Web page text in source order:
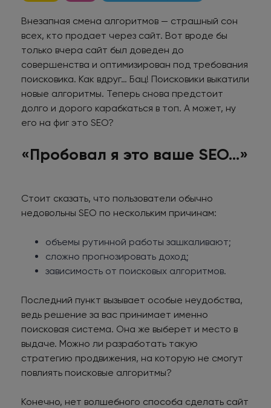
Внезапная смена алгоритмов — страшный сон
всех, кто продает через сайт. Вот вроде бы
только вчера сайт был доведен до
совершенства и оптимизирован под требования
поисковика. Как вдруг… Бац! Поисковики выкатили
новые алгоритмы. Теперь снова предстоит
долго и дорого карабкаться в топ. А может, ну
его на фиг это SEO?
«Пробовал я это ваше SEO…»
Стоит сказать, что пользователи обычно
недовольны SEO по нескольким причинам:
объемы рутинной работы зашкаливают;
сложно прогнозировать доход;
зависимость от поисковых алгоритмов.
Последний пункт вызывает особые неудобства,
ведь решение за вас принимает именно
поисковая система. Она же выберет и место в
выдаче. Можно ли разработать такую
стратегию продвижения, на которую не смогут
повлиять поисковые алгоритмы?
Конечно, нет волшебного способа сделать сайт